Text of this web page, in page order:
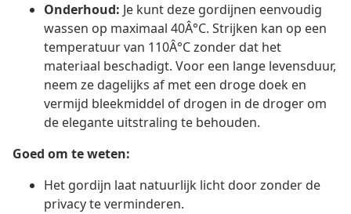
Onderhoud: Je kunt deze gordijnen eenvoudig
wassen op maximaal 40Â°C. Strijken kan op een
temperatuur van 110Â°C zonder dat het
materiaal beschadigt. Voor een lange levensduur,
neem ze dagelijks af met een droge doek en
vermijd bleekmiddel of drogen in de droger om
de elegante uitstraling te behouden.
Goed om te weten:
Het gordijn laat natuurlijk licht door zonder de
privacy te verminderen.